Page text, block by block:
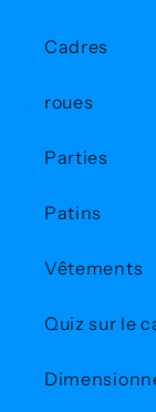
Cadres
roues
Parties
Patins
Vêtements
Quiz sur le